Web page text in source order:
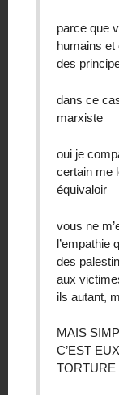
parce que
humains et
des
dans ce
marxiste
oui je
certain me
équivaloir
vous ne
l’empathie
des
aux
ils autant,
MAIS
C’EST
TORTURE